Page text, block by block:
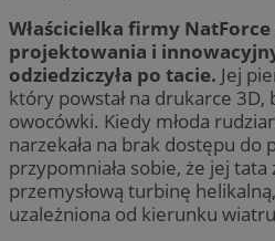
Właścicielka firmy NatForce
projektowania i
odziedziczyła po tacie. Jej
który powstał na drukarce 3D,
owocówki. Kiedy młoda
narzekała na brak dostępu do
przypomniała sobie, że jej
przemysłową turbinę
uzależniona od kierunku